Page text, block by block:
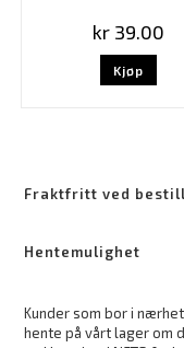
kr 39.00
Kjøp
Fraktfritt ved
Hentemulighet
Kunder som bor i
hente på vårt lager om